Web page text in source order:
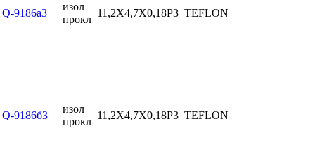
Q-9186а3
изол
прокл
11,2X4,7X0,18P3 TEFLON
Q-9186б3
изол
прокл
11,2X4,7X0,18P3 TEFLON